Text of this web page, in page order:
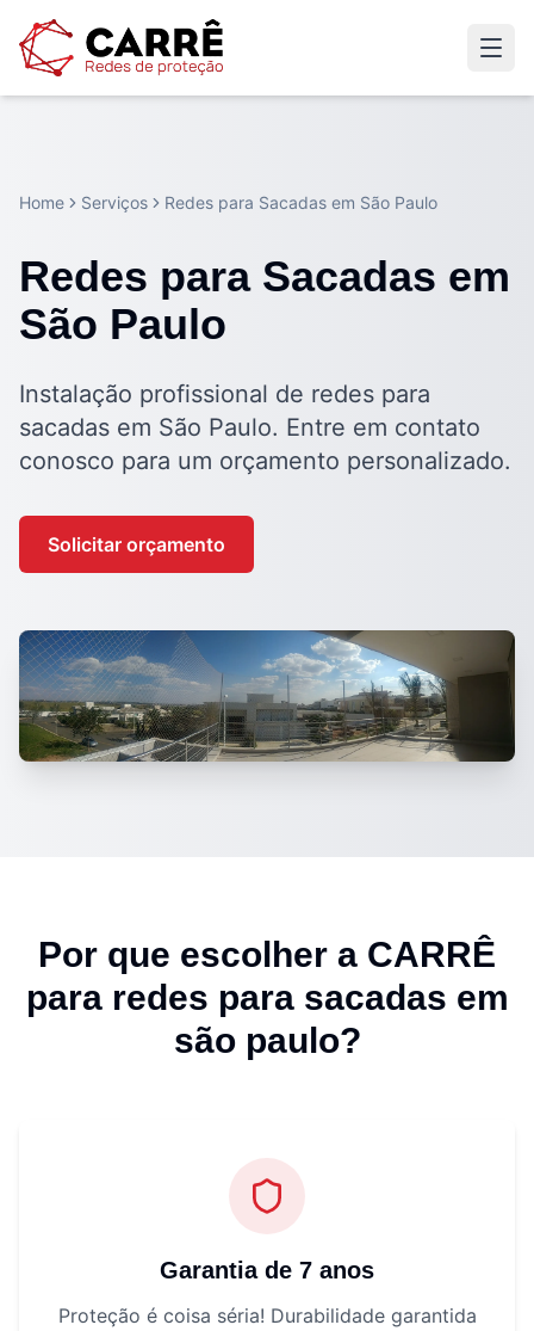
Home Serviços Redes para Sacadas em São Paulo
Redes para Sacadas em
São Paulo
Instalação profissional de redes para
sacadas em São Paulo. Entre em contato
conosco para um orçamento personalizado.
Solicitar orçamento
Por que escolher a CARRÊ
para redes para sacadas em
são paulo?
Garantia de 7 anos
Proteção é coisa séria! Durabilidade garantida